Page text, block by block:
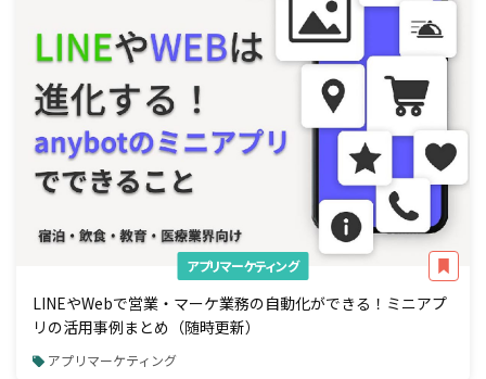
アプリマーケティング
LINEやWebで営業・マーケ業務の自動化ができる！ミニアプ
リの活用事例まとめ（随時更新）
アプリマーケティング